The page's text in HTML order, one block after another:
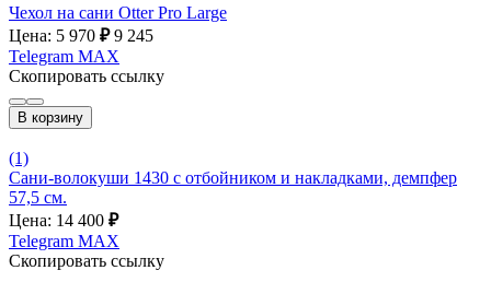
Чехол на сани Otter Pro Large
Цена: 5 970 ₽ 9 245
Telegram MAX
Скопировать ссылку
В корзину
(1)
Сани-волокуши 1430 с отбойником и накладками, демпфер
57,5 см.
Цена: 14 400 ₽
Telegram MAX
Скопировать ссылку